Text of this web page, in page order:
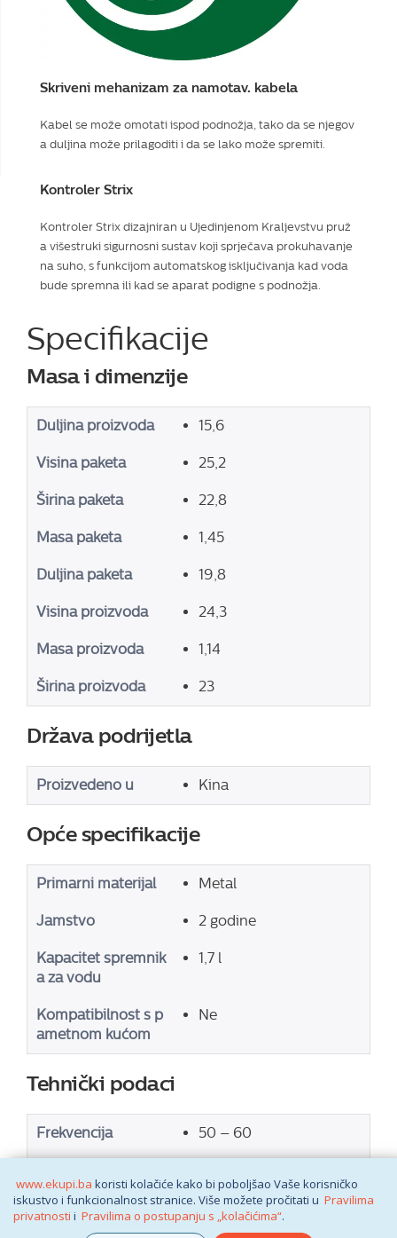
www.ekupi.ba koristi kolačiće kako bi poboljšao Vaše korisničko
iskustvo i funkcionalnost stranice. Više možete pročitati u Pravilima
privatnosti i Pravilima o postupanju s „kolačićima“.
Skriveni mehanizam za namotav. kabela
Kabel se može omotati ispod podnožja, tako da se njegov
a duljina može prilagoditi i da se lako može spremiti.
Kontroler Strix
Kontroler Strix dizajniran u Ujedinjenom Kraljevstvu pruž
a višestruki sigurnosni sustav koji sprječava prokuhavanje
na suho, s funkcijom automatskog isključivanja kad voda
bude spremna ili kad se aparat podigne s podnožja.
Specifikacije
Masa i dimenzije
Duljina proizvoda 15,6
Visina paketa 25,2
Širina paketa 22,8
Masa paketa 1,45
Duljina paketa 19,8
Visina proizvoda 24,3
Masa proizvoda 1,14
Širina proizvoda 23
Država podrijetla
Proizvedeno u Kina
Opće specifikacije
Primarni materijal Metal
Jamstvo 2 godine
Kapacitet spremnik
a za vodu
1,7 l
Kompatibilnost s p
ametnom kućom
Ne
Tehnički podaci
Frekvencija 50 – 60
Snaga 2020